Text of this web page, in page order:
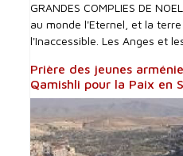
GRANDES COMPLIES DE
au monde l'Eternel, et la
l'Inaccessible. Les Anges et les
Prière des jeunes
Qamishli pour la Paix en